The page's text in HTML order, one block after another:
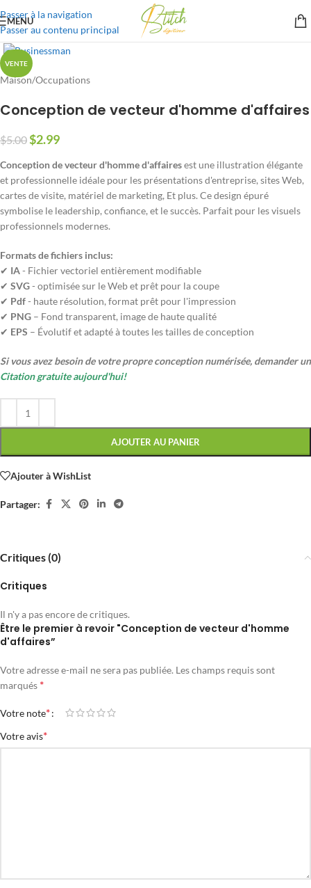
Passer à la navigation
Passer au contenu principal
MENU
VENTE
Maison/Occupations
Conception de vecteur d'homme d'affaires
$5.00$2.99
Conception de vecteur d'homme d'affairesest une illustration élégante
et professionnelle idéale pour les présentations d'entreprise, sites Web,
cartes de visite, matériel de marketing, Et plus. Ce design épuré
symbolise le leadership, confiance, et le succès. Parfait pour les visuels
professionnels modernes.
Formats de fichiers inclus:
✔ IA- Fichier vectoriel entièrement modifiable
✔ SVG- optimisée sur le Web et prêt pour la coupe
✔ Pdf- haute résolution, format prêt pour l'impression
✔ PNG – Fond transparent, image de haute qualité
✔ EPS – Évolutif et adapté à toutes les tailles de conception
Si vous avez besoin de votre propre conception numérisée, demander un
Citation gratuite aujourd'hui!
AJOUTER AU PANIER
Ajouter à WishList
Partager:
Critiques (0)
Critiques
Il n'y a pas encore de critiques.
Être le premier à revoir "Conception de vecteur d'homme
d'affaires”
Votre adresse e-mail ne sera pas publiée. Les champs requis sont
marqués *
Votre note*
Votre avis*